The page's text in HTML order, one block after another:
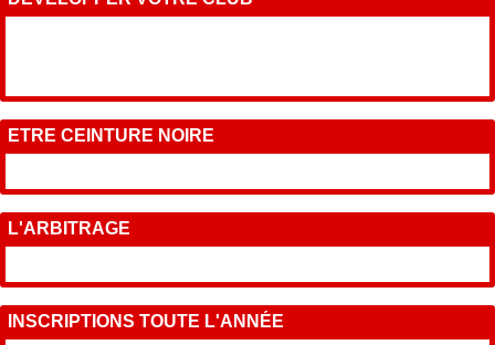
ETRE CEINTURE NOIRE
L'ARBITRAGE
INSCRIPTIONS TOUTE L'ANNÉE